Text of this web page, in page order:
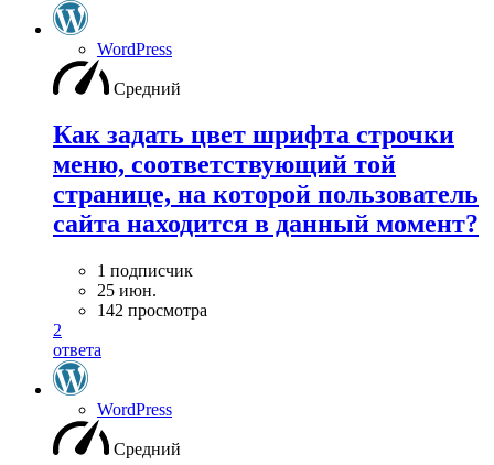
WordPress
Средний
Как задать цвет шрифта строчки
меню, соответствующий той
странице, на которой пользователь
сайта находится в данный момент?
1 подписчик
25 июн.
142 просмотра
2
ответа
WordPress
Средний